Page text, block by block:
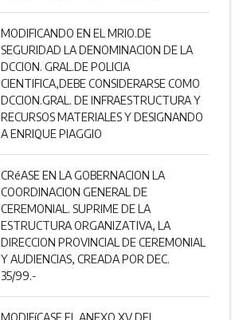
MODIFICANDO EN EL MRIO.DE
SEGURIDAD LA DENOMINACION DE LA
DCCION. GRAL.DE POLICIA
CIENTIFICA,DEBE CONSIDERARSE COMO
DCCION.GRAL. DE INFRAESTRUCTURA Y
RECURSOS MATERIALES Y DESIGNANDO
A ENRIQUE PIAGGIO
CRéASE EN LA GOBERNACION LA
COORDINACION GENERAL DE
CEREMONIAL. SUPRIME DE LA
ESTRUCTURA ORGANIZATIVA, LA
DIRECCION PROVINCIAL DE CEREMONIAL
Y AUDIENCIAS, CREADA POR DEC.
35/99.-